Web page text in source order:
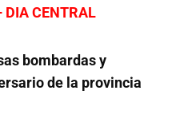
DIA CENTRAL
bombardas y
de la provincia